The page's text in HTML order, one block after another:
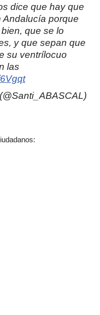
dice que hay que
Andalucía porque
que se lo
y que sepan que
su ventrílocuo
las
(@Santi_ABASCAL)